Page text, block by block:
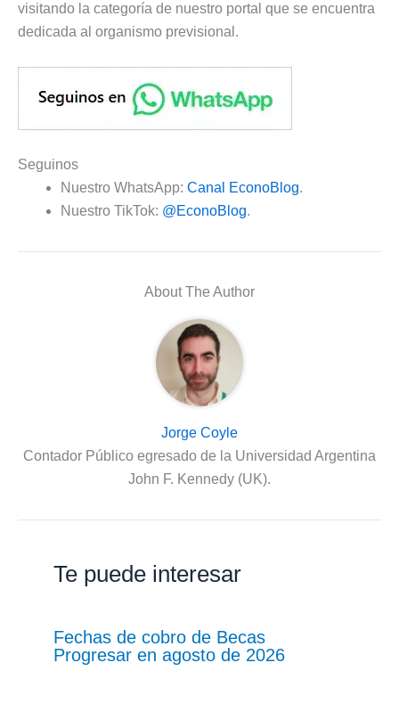
visitando la categoría de nuestro portal que se encuentra
dedicada al organismo previsional.
Seguinos
Nuestro WhatsApp: Canal EconoBlog.
Nuestro TikTok: @EconoBlog.
About The Author
Jorge Coyle
Contador Público egresado de la Universidad Argentina
John F. Kennedy (UK).
Te puede interesar
Fechas de cobro de Becas
Progresar en agosto de 2026